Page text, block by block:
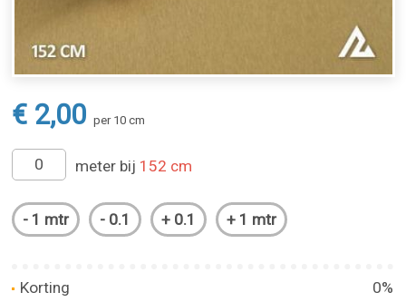
€ 2,00 per 10 cm
meter bij 152 cm
Korting
0%